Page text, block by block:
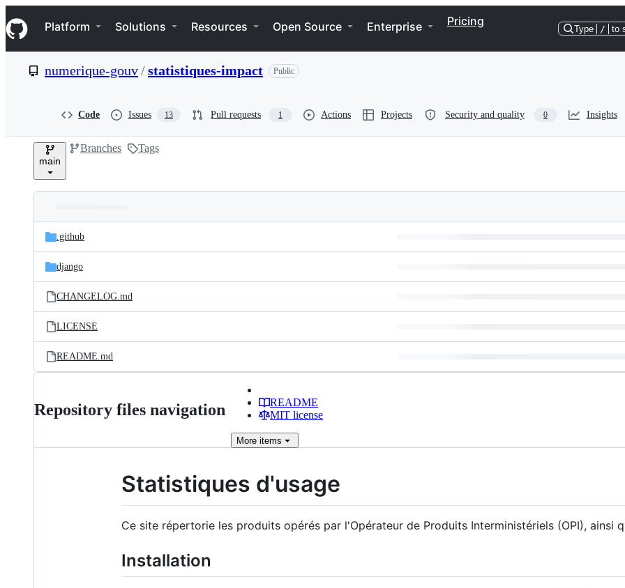
k
i
p
e
Navigation Menu
Platform Solutions Resources Open Source Enterprise Pricing
Type / to
numerique-gouv/statistiques-impact Public
Code Issues 13 Pull requests 1 Actions Projects Security and quality 0 Insights
main
Branches Tags
and
files
Latest
commit
.github
django
CHANGELOG.md
LICENSE
README.md
Repository files navigation
README
MIT license
More items
Statistiques d'usage
Ce site répertorie les produits opérés par l'Opérateur de Produits Interministériels (OPI), ainsi
Installation